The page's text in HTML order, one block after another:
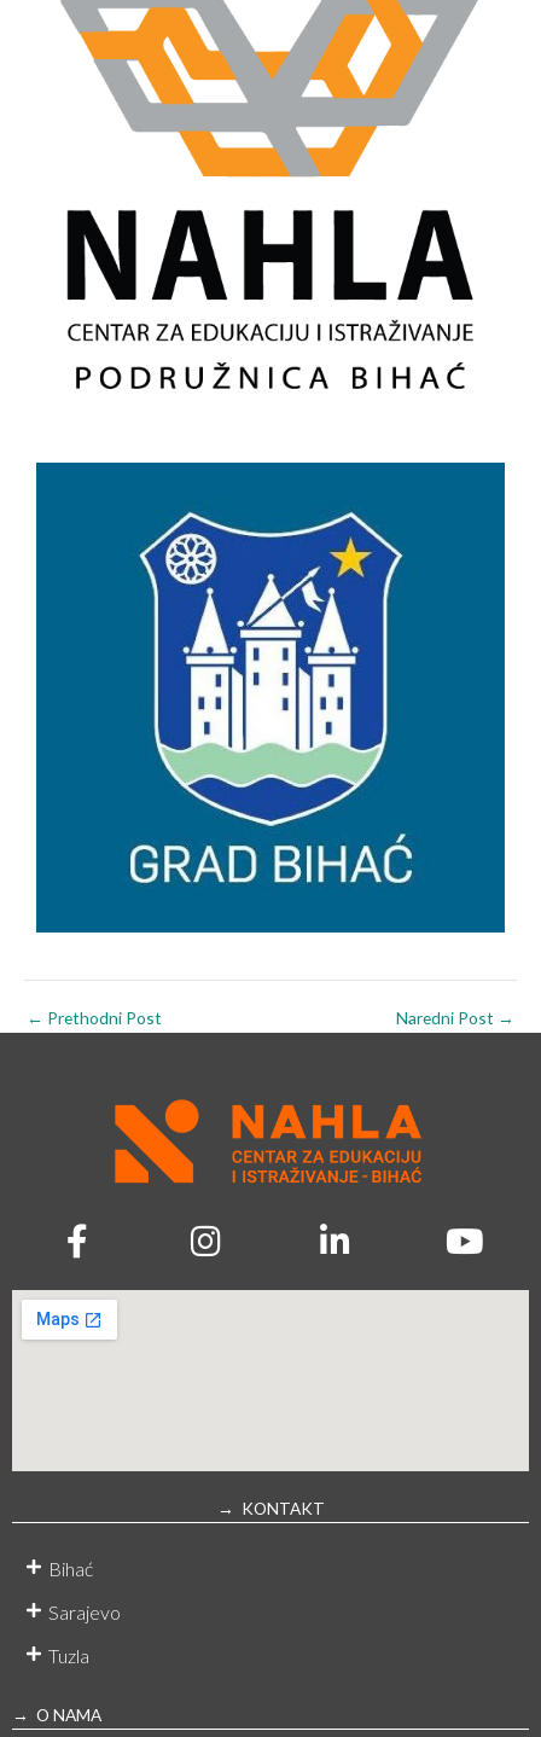
← Prethodni Post Naredni Post →
→ KONTAKT
Bihać
Sarajevo
Tuzla
→ O NAMA